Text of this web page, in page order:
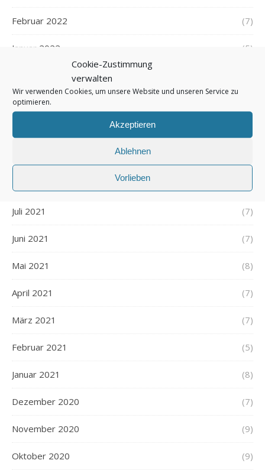
Cookie-Zustimmung
verwalten
Wir verwenden Cookies, um unsere Website und unseren Service zu
optimieren.
Akzeptieren
Ablehnen
Vorlieben
Februar 2022 (7)
Januar 2022 (5)
Dezember 2021
November 2021
Juli 2021 (7)
Juni 2021 (7)
Mai 2021 (8)
April 2021 (7)
März 2021 (7)
Februar 2021 (5)
Januar 2021 (8)
Dezember 2020 (7)
November 2020 (9)
Oktober 2020 (9)